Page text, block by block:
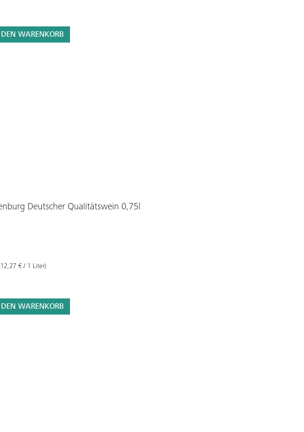
WARENKORB
Deutscher Qualitätswein 0,75l
€ / 1 Liter)
WARENKORB